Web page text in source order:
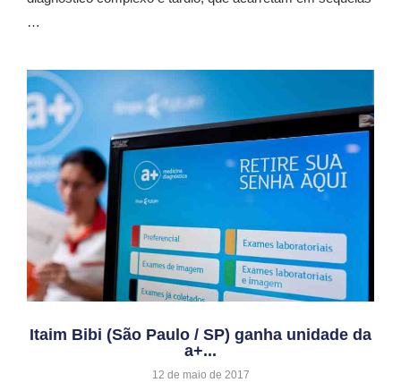
…
Itaim Bibi (São Paulo / SP) ganha unidade da
a+...
12 de maio de 2017